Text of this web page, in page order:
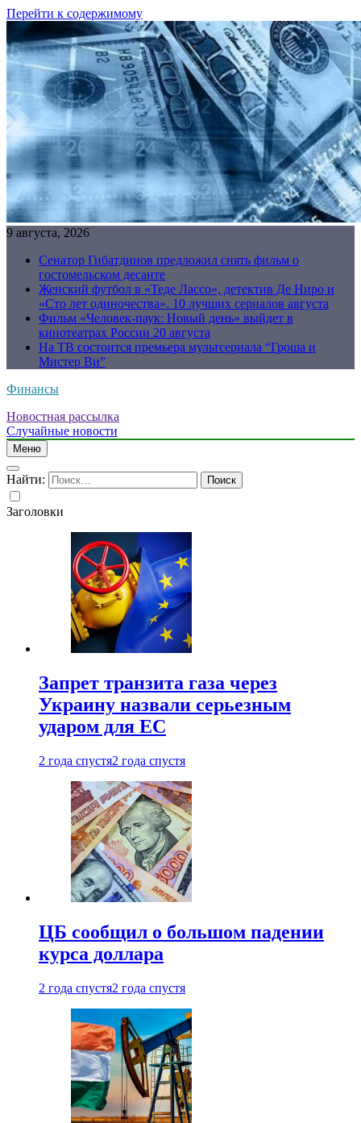
Перейти к содержимому
9 августа, 2026
Сенатор Гибатдинов предложил снять фильм о
гостомельском десанте
Женский футбол в «Теде Лассо», детектив Де Ниро и
«Сто лет одиночества». 10 лучших сериалов августа
Фильм «Человек-паук: Новый день» выйдет в
кинотеатрах России 20 августа
На ТВ состоится премьера мультсериала “Гроша и
Мистер Ви”
Финансы
Новостная рассылка
Случайные новости
Меню
Найти:
Заголовки
Запрет транзита газа через
Украину назвали серьезным
ударом для ЕС
2 года спустя2 года спустя
ЦБ сообщил о большом падении
курса доллара
2 года спустя2 года спустя